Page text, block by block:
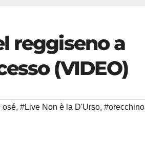
reggiseno a
(VIDEO)
osé, #Live Non è la D'Urso, #orecchino